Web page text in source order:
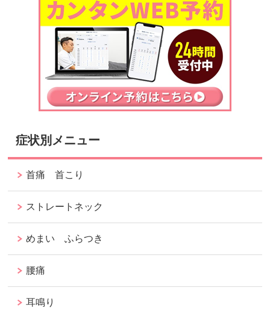
症状別メニュー
首痛 首こり
ストレートネック
めまい ふらつき
腰痛
耳鳴り